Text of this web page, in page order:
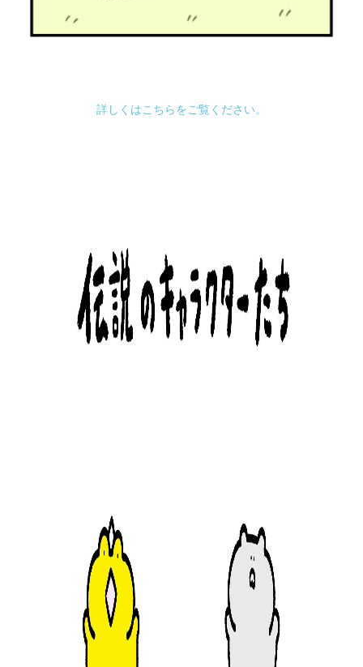
詳しくはこちらをご覧ください。